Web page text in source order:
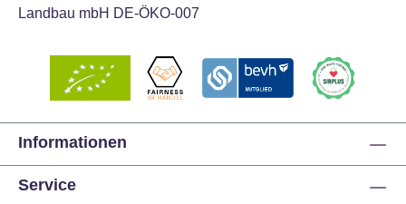
Landbau mbH DE-ÖKO-007
Informationen
Service